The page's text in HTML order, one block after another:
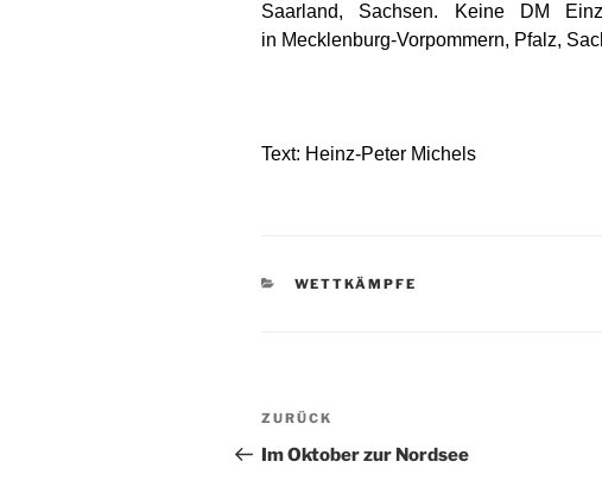
Saarland, Sachsen. Keine DM
in Mecklenburg-Vorpommern, Pfalz,
Text: Heinz-Peter Michels
KATEGORIEN
WETTKÄMPFE
Beitragsnavigation
Vorheriger
Beitrag
ZURÜCK
Im Oktober zur Nordsee